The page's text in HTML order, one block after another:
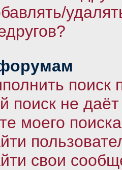
поиск не даёт
моего
свои